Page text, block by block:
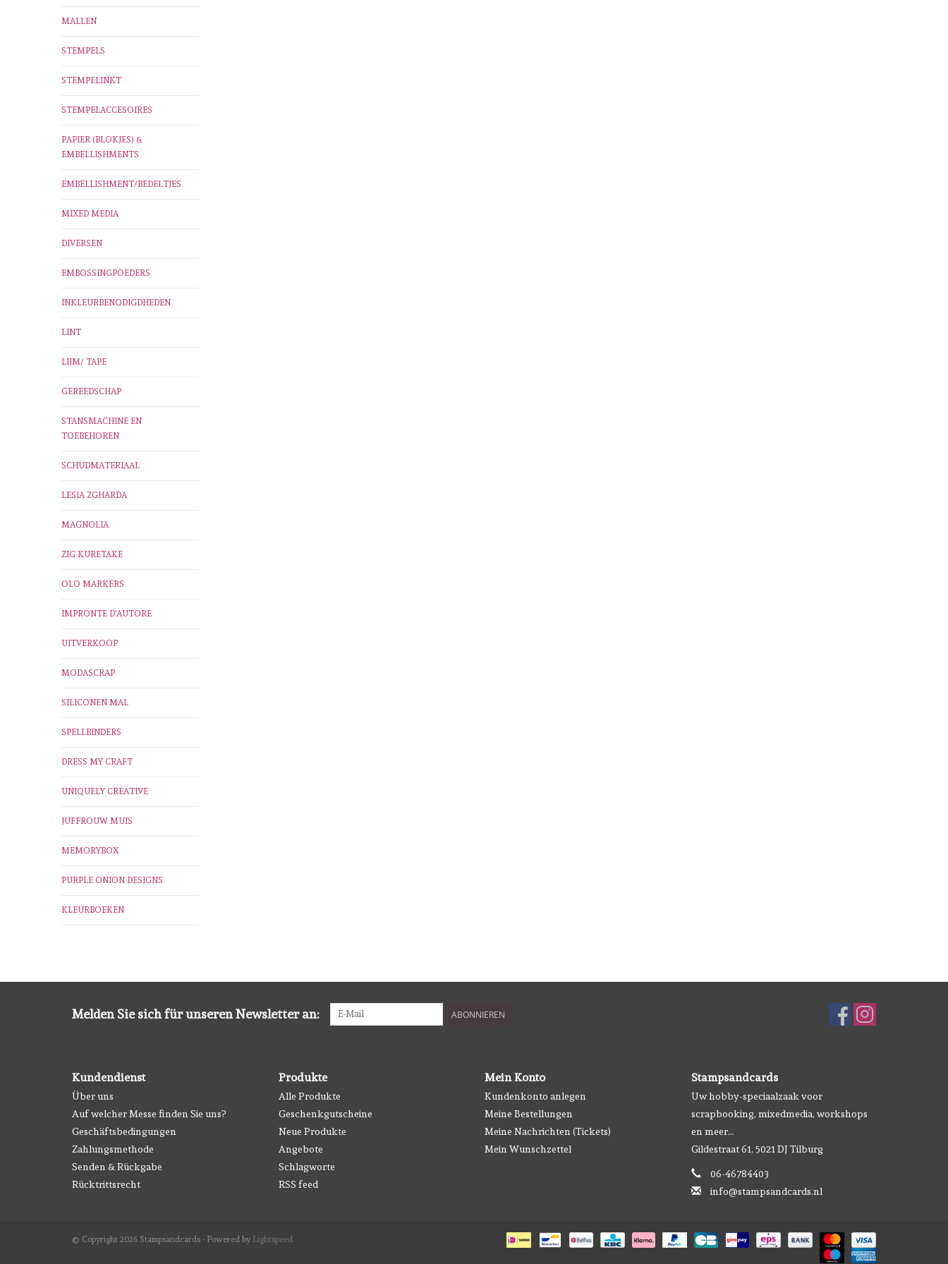
MALLEN
STEMPELS
STEMPELINKT
STEMPELACCESOIRES
PAPIER (BLOKJES) &
EMBELLISHMENTS
EMBELLISHMENT/BEDELTJES
MIXED MEDIA
DIVERSEN
EMBOSSINGPOEDERS
INKLEURBENODIGDHEDEN
LINT
LIJM/ TAPE
GEREEDSCHAP
STANSMACHINE EN
TOEBEHOREN
SCHUDMATERIAAL
LESIA ZGHARDA
MAGNOLIA
ZIG KURETAKE
OLO MARKERS
IMPRONTE D'AUTORE
UITVERKOOP
MODASCRAP
SILICONEN MAL
SPELLBINDERS
DRESS MY CRAFT
UNIQUELY CREATIVE
JUFFROUW MUIS
MEMORYBOX
PURPLE ONION DESIGNS
KLEURBOEKEN
Melden Sie sich für unseren Newsletter an: ABONNIEREN
Kundendienst
Über uns
Auf welcher Messe finden Sie uns?
Geschäftsbedingungen
Zahlungsmethode
Senden & Rückgabe
Rücktrittsrecht
Produkte
Alle Produkte
Geschenkgutscheine
Neue Produkte
Angebote
Schlagworte
RSS feed
Mein Konto
Kundenkonto anlegen
Meine Bestellungen
Meine Nachrichten (Tickets)
Mein Wunschzettel
Stampsandcards
Uw hobby-speciaalzaak voor
scrapbooking, mixedmedia, workshops
en meer...
Gildestraat 61, 5021 DJ Tilburg
06-46784403
info@stampsandcards.nl
© Copyright 2026 Stampsandcards - Powered by Lightspeed